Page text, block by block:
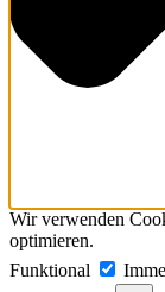
Wir verwenden
optimieren.
Funktional